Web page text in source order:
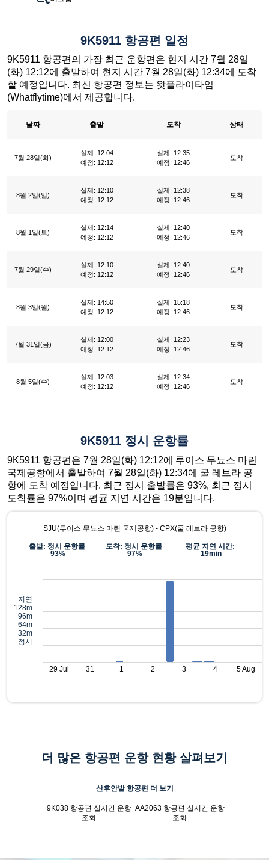
9K5911 항공편 일정
9K5911 항공편의 가장 최근 운항편은 현지 시간 7월 28일
(화) 12:12에 출발하여 현지 시간 7월 28일(화) 12:34에 도착
할 예정입니다. 최신 항공편 정보는 왓플라이타임
(Whatflytime)에서 제공합니다.
날짜 출발 도착 상태
7월 28일(화)
실제: 12:04
예정: 12:12
실제: 12:35
예정: 12:46
도착
8월 2일(일)
실제: 12:10
예정: 12:12
실제: 12:38
예정: 12:46
도착
8월 1일(토)
실제: 12:14
예정: 12:12
실제: 12:40
예정: 12:46
도착
7월 29일(수)
실제: 12:10
예정: 12:12
실제: 12:40
예정: 12:46
도착
8월 3일(월)
실제: 14:50
예정: 12:12
실제: 15:18
예정: 12:46
도착
7월 31일(금)
실제: 12:00
예정: 12:12
실제: 12:23
예정: 12:46
도착
8월 5일(수)
실제: 12:03
예정: 12:12
실제: 12:34
예정: 12:46
도착
9K5911 정시 운항률
9K5911 항공편은 7월 28일(화) 12:12에 루이스 무뇨스 마린
국제공항에서 출발하여 7월 28일(화) 12:34에 쿨 레브라 공
항에 도착 예정입니다. 최근 정시 출발률은 93%, 최근 정시
도착률은 97%이며 평균 지연 시간은 19분입니다.
SJU(루이스 무뇨스 마린 국제공항) - CPX(쿨 레브라 공항)
출발: 정시 운항률
93%
도착: 정시 운항률
97%
평균 지연 시간:
19min
지연
128m
96m
64m
32m
정시
29 Jul 31 1 2 3 4 5 Aug
더 많은 항공편 운항 현황 살펴보기
산후안발 항공편 더 보기
9K038 항공편 실시간 운항
조회
AA2063 항공편 실시간 운항
조회